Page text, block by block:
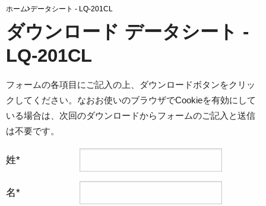
ホーム データシート - LQ-201CL
ダウンロード データシート -
LQ-201CL
フォームの各項目にご記入の上、ダウンロードボタンをクリッ
クしてください。なおお使いのブラウザでCookieを有効にして
いる場合は、次回のダウンロードからフォームのご記入と送信
は不要です。
姓
名